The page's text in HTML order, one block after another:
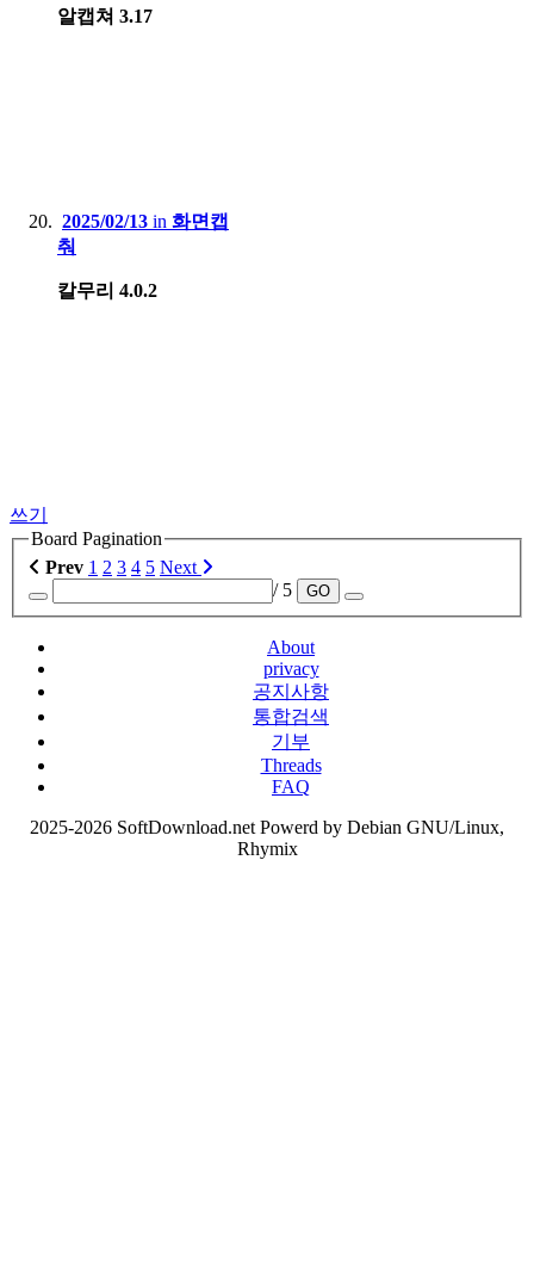
알캡쳐 3.17
2025/02/13 in 화면캡
춰
칼무리 4.0.2
쓰기
Board Pagination
Prev 1 2 3 4 5 Next
/ 5
GO
About
privacy
공지사항
통합검색
기부
Threads
FAQ
2025-2026 SoftDownload.net Powerd by Debian GNU/Linux,
Rhymix